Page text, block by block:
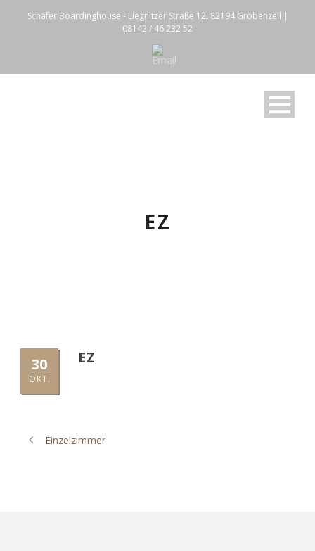
Schäfer Boardinghouse - Liegnitzer Straße 12, 82194 Gröbenzell |
08142 / 46 232 52
EZ
30
OKT.
EZ
Einzelzimmer